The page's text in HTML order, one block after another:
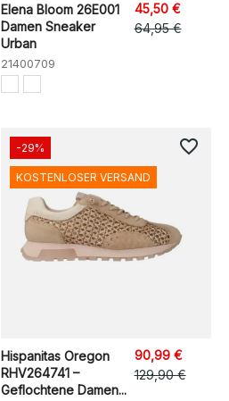
Elena Bloom 26E001
Damen Sneaker
Urban
21400709
45,50 €
64,95 €
Hispanitas Oregon
RHV264741 –
Geflochtene Damen...
90,99 €
129,90 €
-29%
KOSTENLOSER VERSAND
favorite_border